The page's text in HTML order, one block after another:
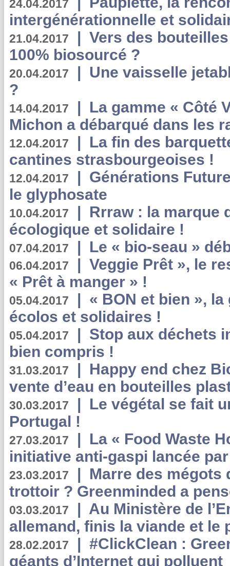
24.04.2017
intergénérationnelle et
21.04.2017 | Vers des
100% biosourcé ?
20.04.2017 | Une vaisselle
?
14.04.2017 | La gamme « Côté
Michon a débarqué dans les
12.04.2017 | La fin des
cantines strasbourgeoises !
12.04.2017 | Générations
le glyphosate
10.04.2017 | Rrraw : la marque
écologique et solidaire !
07.04.2017 | Le « bio-seau »
06.04.2017 | Veggie Prêt », le
« Prêt à manger » !
05.04.2017 | « BON et bien »,
écolos et solidaires !
05.04.2017 | Stop aux déchets
bien compris !
31.03.2017 | Happy end chez
vente d’eau en bouteilles
30.03.2017 | Le végétal se fait
Portugal !
27.03.2017 | La « Food Waste
initiative anti-gaspi lancée
23.03.2017 | Marre des mégots
trottoir ? Greenminded a
03.03.2017 | Au Ministère de
allemand, finis la viande et le
28.02.2017 | #ClickClean :
géants d’Internet qui polluent